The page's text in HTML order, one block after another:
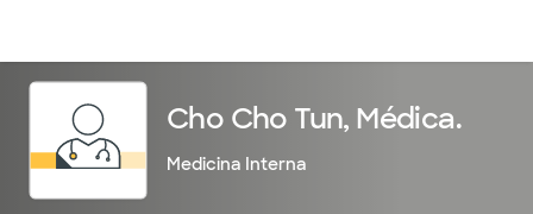
Cho Cho Tun, Médica.
Medicina Interna